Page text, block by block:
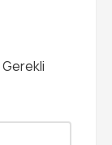
Gerekli